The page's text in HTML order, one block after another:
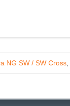
NG SW / SW Cross